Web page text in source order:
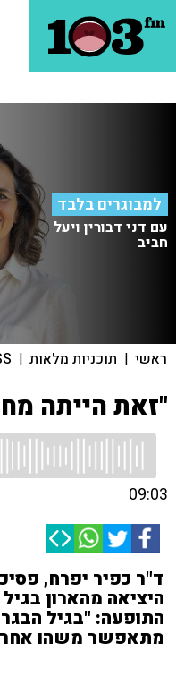
למבוגרים בלבד
עם דני דבורין ויעל
חביב
ראשי | תוכניות מלאות |
"זאת הייתה
09:03
ד"ר כפיר יפרח,
היציאה מהארון
התופעה: "בגיל
מתאפשר משהו